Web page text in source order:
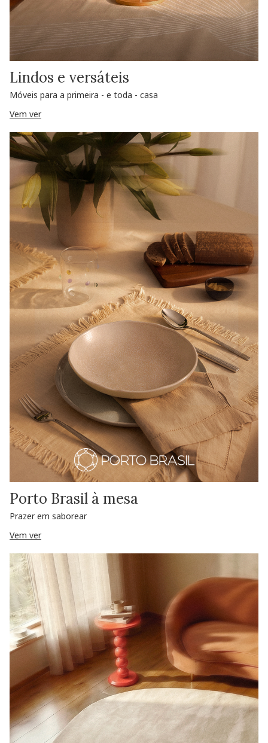
Lindos e versáteis
Móveis para a primeira - e toda - casa
Vem ver
Porto Brasil à mesa
Prazer em saborear
Vem ver